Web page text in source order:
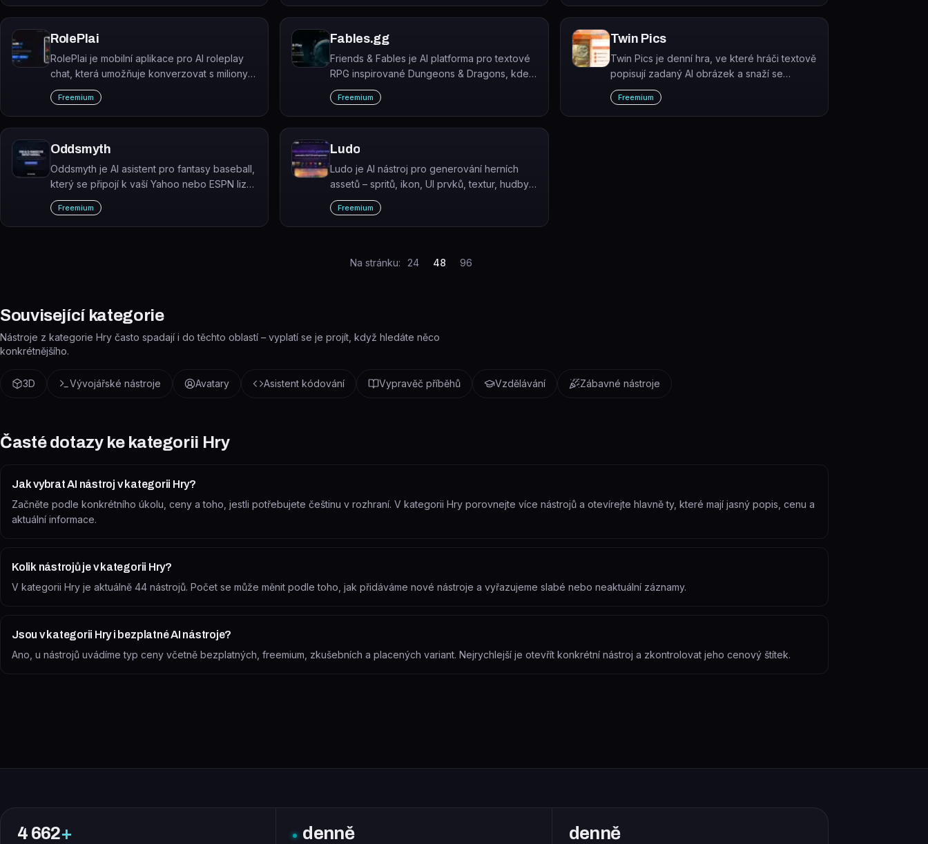
RolePlai
RolePlai je mobilní aplikace pro AI roleplay
chat, která umožňuje konverzovat s miliony
AI postav, vytvářet vlastní charaktery a hrát
interaktivní příběhy.
Freemium
Fables.gg
Friends & Fables je AI platforma pro textové
RPG inspirované Dungeons & Dragons, kde
AI Dungeon Master Franz řídí kampaně,
vytváří příběhy a reaguje na rozhodnutí
hráčů.
Freemium
Twin Pics
Twin Pics je denní hra, ve které hráči textově
popisují zadaný AI obrázek a snaží se
vygenerovat co nejpodobnější výsledek.
Freemium
Oddsmyth
Oddsmyth je AI asistent pro fantasy baseball,
který se připojí k vaší Yahoo nebo ESPN lize
a radí s výběrem sestavy, waiver wire a
obchody na základě vašich konkrétních
hráčů a nastavení ligy.
Freemium
Ludo
Ludo je AI nástroj pro generování herních
assetů – spritů, ikon, UI prvků, textur, hudby,
3D modelů a videí připravených k přímému
použití v herním enginu.
Freemium
Na stránku: 24 48 96
Související kategorie
Nástroje z kategorie Hry často spadají i do těchto oblastí – vyplatí se je projít, když hledáte něco
konkrétnějšího.
3D Vývojářské nástroje Avatary Asistent kódování Vypravěč příběhů Vzdělávání Zábavné nástroje
Časté dotazy ke kategorii Hry
Jak vybrat AI nástroj v kategorii Hry?
Začněte podle konkrétního úkolu, ceny a toho, jestli potřebujete češtinu v rozhraní. V kategorii Hry porovnejte více nástrojů a otevírejte hlavně ty, které mají jasný popis, cenu a
aktuální informace.
Kolik nástrojů je v kategorii Hry?
V kategorii Hry je aktuálně 44 nástrojů. Počet se může měnit podle toho, jak přidáváme nové nástroje a vyřazujeme slabé nebo neaktuální záznamy.
Jsou v kategorii Hry i bezplatné AI nástroje?
Ano, u nástrojů uvádíme typ ceny včetně bezplatných, freemium, zkušebních a placených variant. Nejrychlejší je otevřít konkrétní nástroj a zkontrolovat jeho cenový štítek.
4 662+ denně denně